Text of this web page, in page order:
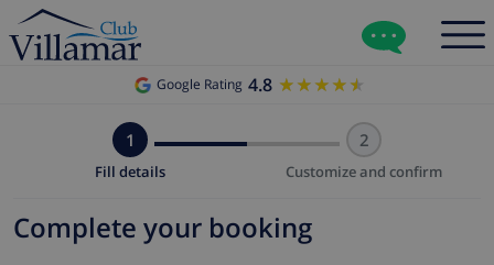
Google Rating 4.8 ★★★★★
★★★★★
1
Fill details
2
Customize and confirm
Complete your booking